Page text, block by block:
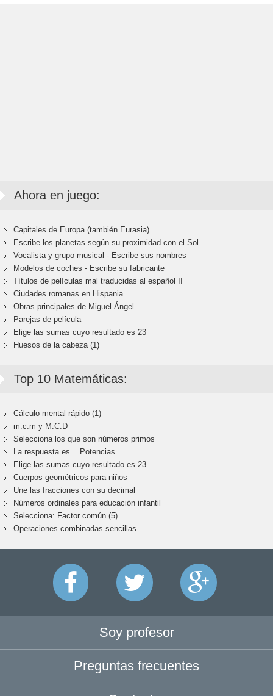
Ahora en juego:
Capitales de Europa (también Eurasia)
Escribe los planetas según su proximidad con el Sol
Vocalista y grupo musical - Escribe sus nombres
Modelos de coches - Escribe su fabricante
Títulos de películas mal traducidas al español II
Ciudades romanas en Hispania
Obras principales de Miguel Ángel
Parejas de película
Elige las sumas cuyo resultado es 23
Huesos de la cabeza (1)
Top 10 Matemáticas:
Cálculo mental rápido (1)
m.c.m y M.C.D
Selecciona los que son números primos
La respuesta es... Potencias
Elige las sumas cuyo resultado es 23
Cuerpos geométricos para niños
Une las fracciones con su decimal
Números ordinales para educación infantil
Selecciona: Factor común (5)
Operaciones combinadas sencillas
Soy profesor
Preguntas frecuentes